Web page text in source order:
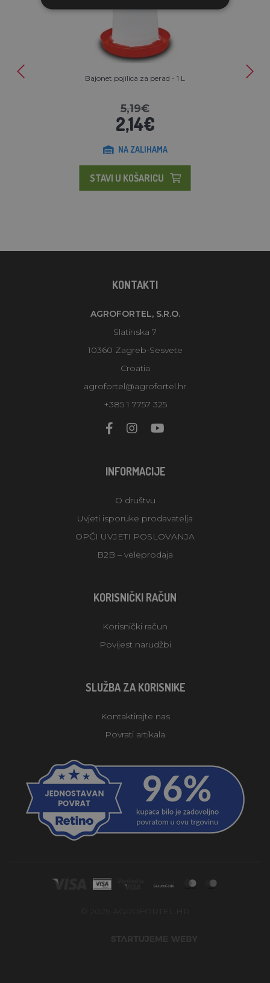
Bajonet pojilica za perad - 1 L
5,19€
2,14€
NA ZALIHAMA
STAVI U KOŠARICU
KONTAKTI
AGROFORTEL, S.R.O.
Slatinska 7
10360 Zagreb-Sesvete
Croatia
agrofortel@agrofortel.hr
+385 1 7757 325
INFORMACIJE
O društvu
Uvjeti isporuke prodavatelja
OPĆI UVJETI POSLOVANJA
B2B – veleprodaja
KORISNIČKI RAČUN
Korisnički račun
Povijest narudžbi
SLUŽBA ZA KORISNIKE
Kontaktirajte nas
Povrati artikala